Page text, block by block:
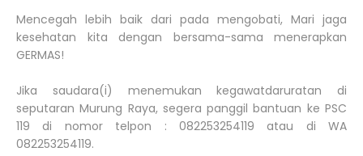
Mencegah lebih baik dari pada mengobati, Mari jaga
kesehatan kita dengan bersama-sama menerapkan
GERMAS!
Jika saudara(i) menemukan kegawatdaruratan di
seputaran Murung Raya, segera panggil bantuan ke PSC
119 di nomor telpon : 082253254119 atau di WA
082253254119.